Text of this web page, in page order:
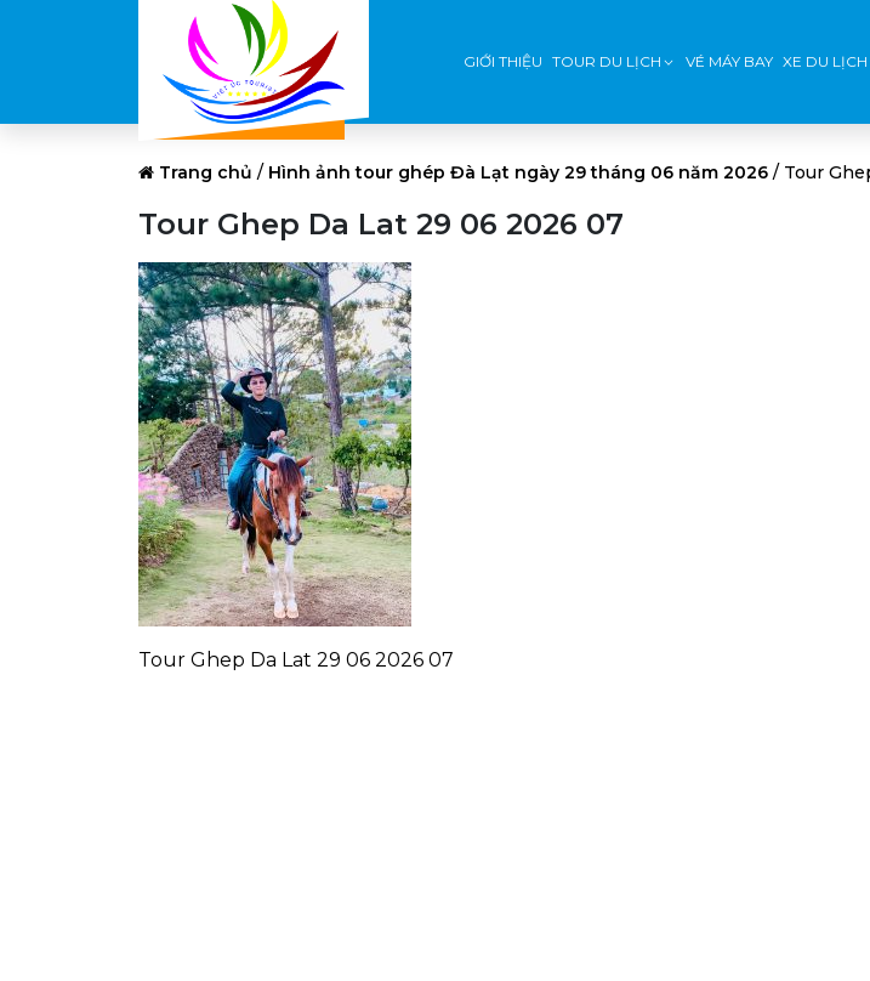
GIỚI THIỆU TOUR DU LỊCH VÉ MÁY BAY XE DU LỊCH
Trang chủ / Hình ảnh tour ghép Đà Lạt ngày 29 tháng 06 năm 2026 / Tour
Tour Ghep Da Lat 29 06 2026 07
Tour Ghep Da Lat 29 06 2026 07